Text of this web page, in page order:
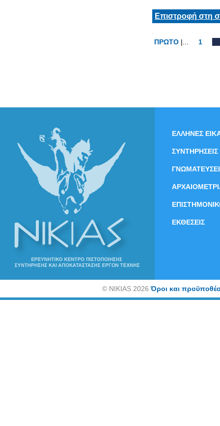
Επιστροφή στη
ΠΡΩΤΟ |... 1
ΕΛΛΗΝΕΣ
ΣΥΝΤΗΡΗΣΕΙΣ
ΕΚΘΕΣΕΙΣ
©NIKIAS 2026Όροι και